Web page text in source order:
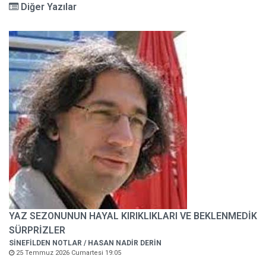
Diğer Yazılar
YAZ SEZONUNUN HAYAL KIRIKLIKLARI VE BEKLENMEDİK
SÜRPRİZLER
SİNEFİLDEN NOTLAR / HASAN NADİR DERİN
25 Temmuz 2026 Cumartesi 19:05